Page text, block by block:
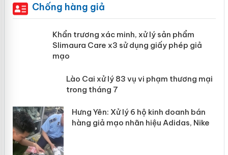
Chống hàng giả
Khẩn trương xác minh, xử lý sản phẩm
Slimaura Care x3 sử dụng giấy phép
mại trong tháng 7